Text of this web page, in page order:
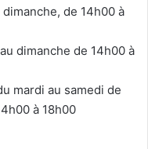
de 14h00 à
dimanche de 14h00 à
mardi au samedi de
à 18h00